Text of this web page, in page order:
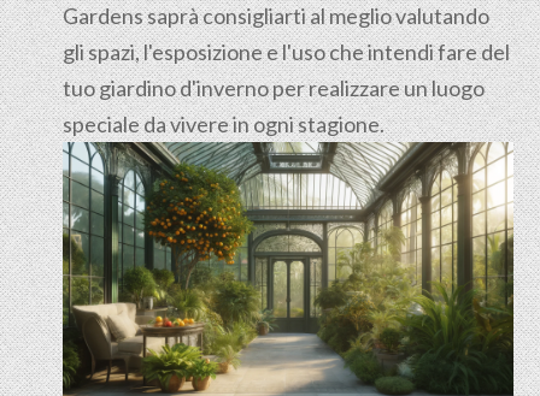
Gardens saprà consigliarti al meglio valutando
gli spazi, l'esposizione e l'uso che intendi fare del
tuo giardino d'inverno per realizzare un luogo
speciale da vivere in ogni stagione.